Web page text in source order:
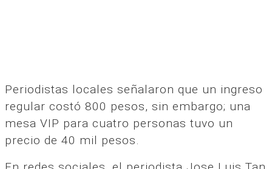
Periodistas locales señalaron que un ingreso
regular costó 800 pesos, sin embargo; una
mesa VIP para cuatro personas tuvo un
precio de 40 mil pesos.